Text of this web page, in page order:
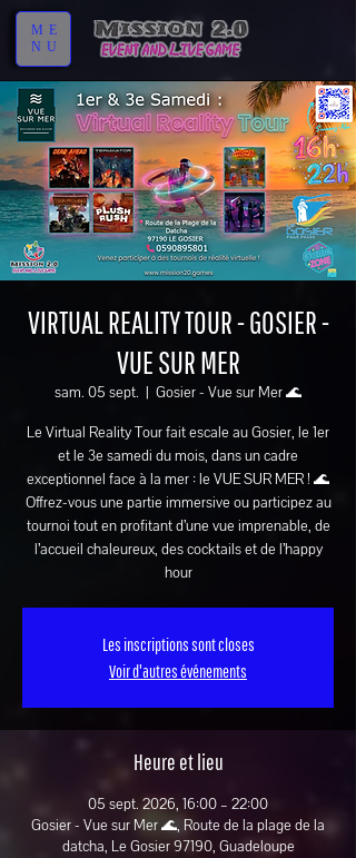
ME
NU
VIRTUAL REALITY TOUR - GOSIER -
VUE SUR MER
sam. 05 sept.
  |
Gosier - Vue sur Mer 🌊
Le Virtual Reality Tour fait escale au Gosier, le 1er
et le 3e samedi du mois, dans un cadre
exceptionnel face à la mer : le VUE SUR MER ! 🌊
Offrez-vous une partie immersive ou participez au
tournoi tout en profitant d’une vue imprenable, de
l’accueil chaleureux, des cocktails et de l’happy
hour
Les inscriptions sont closes
Voir d'autres événements
Heure et lieu
05 sept. 2026, 16:00 – 22:00
Gosier - Vue sur Mer 🌊, Route de la plage de la
datcha, Le Gosier 97190, Guadeloupe